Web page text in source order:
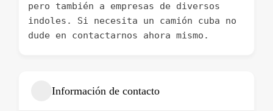
pero también a empresas de diversos
indoles. Si necesita un camión cuba no
dude en contactarnos ahora mismo.
Información de contacto